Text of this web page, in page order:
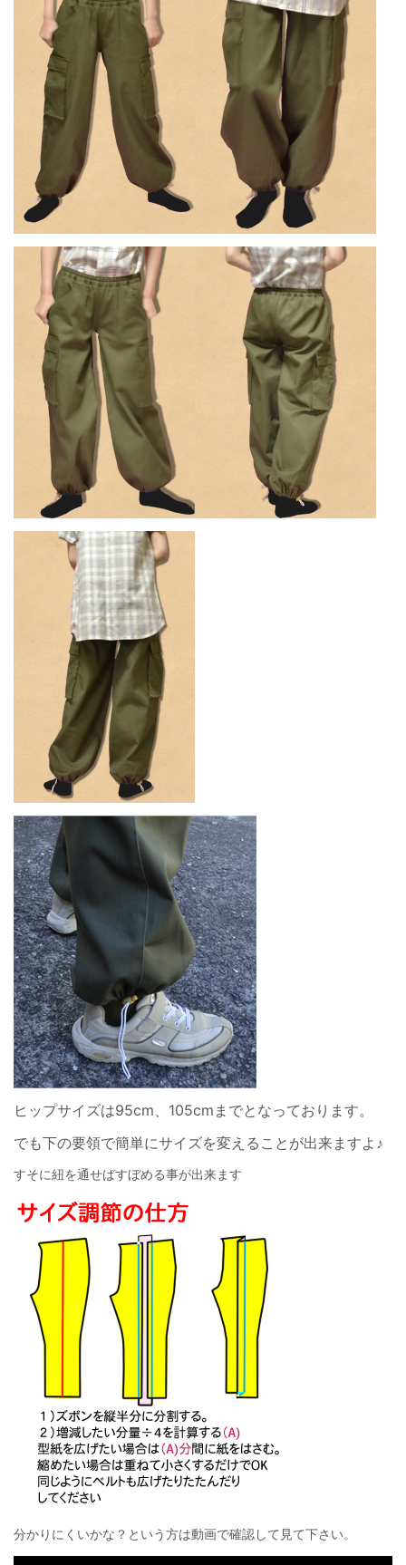
ヒップサイズは95cm、105cmまでとなっております。
でも下の要領で簡単にサイズを変えることが出来ますよ♪
すそに紐を通せばすぼめる事が出来ます
分かりにくいかな？という方は動画で確認して見て下さい。